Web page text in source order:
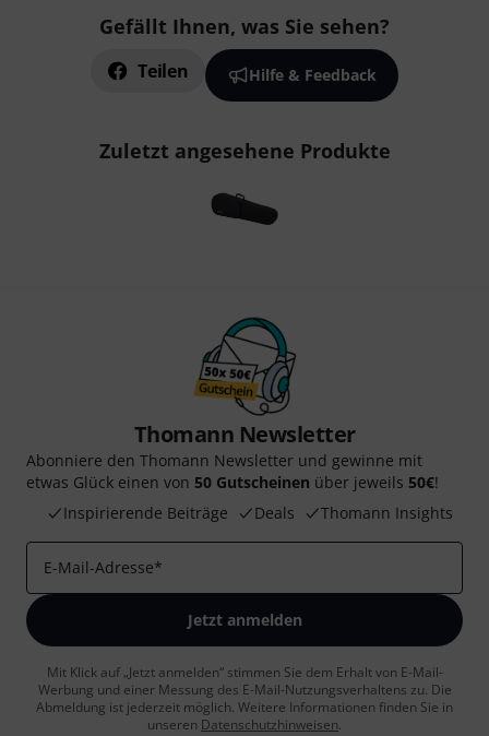
Gefällt Ihnen, was Sie sehen?
Teilen Hilfe & Feedback
Zuletzt angesehene Produkte
Thomann Newsletter
Abonniere den Thomann Newsletter und gewinne mit
etwas Glück einen von 50 Gutscheinen über jeweils 50€!
Inspirierende Beiträge
Deals Thomann Insights
E-Mail-Adresse*
Jetzt anmelden
Mit Klick auf „Jetzt anmelden“ stimmen Sie dem Erhalt von E-Mail-
Werbung und einer Messung des E-Mail-Nutzungsverhaltens zu. Die
Abmeldung ist jederzeit möglich. Weitere Informationen finden Sie in
unseren Datenschutzhinweisen.